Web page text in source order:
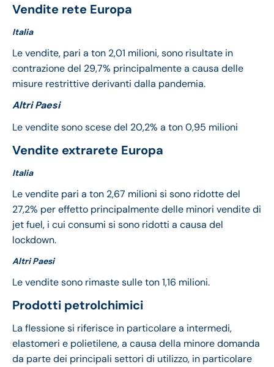
Vendite rete Europa
Italia
Le vendite, pari a ton 2,01 milioni, sono risultate in
contrazione del 29,7% principalmente a causa delle
misure restrittive derivanti dalla pandemia.
Altri Paesi
Le vendite sono scese del 20,2% a ton 0,95 milioni
Vendite extrarete Europa
Italia
Le vendite pari a ton 2,67 milioni si sono ridotte del
27,2% per effetto principalmente delle minori vendite di
jet fuel, i cui consumi si sono ridotti a causa del
lockdown.
Altri Paesi
Le vendite sono rimaste sulle ton 1,16 milioni.
Prodotti petrolchimici
La flessione si riferisce in particolare a intermedi,
elastomeri e polietilene, a causa della minore domanda
da parte dei principali settori di utilizzo, in particolare